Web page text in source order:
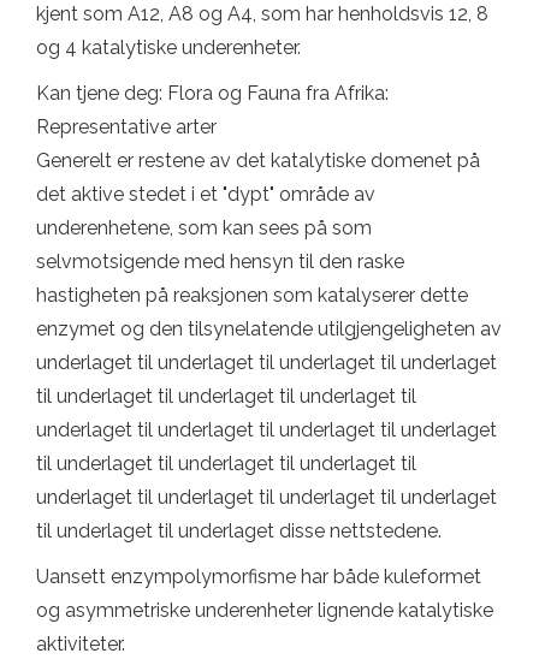
kjent som A12, A8 og A4, som har henholdsvis 12, 8
og 4 katalytiske underenheter.
Kan tjene deg: Flora og Fauna fra Afrika:
Representative arter
Generelt er restene av det katalytiske domenet på
det aktive stedet i et "dypt" område av
underenhetene, som kan sees på som
selvmotsigende med hensyn til den raske
hastigheten på reaksjonen som katalyserer dette
enzymet og den tilsynelatende utilgjengeligheten av
underlaget til underlaget til underlaget til underlaget
til underlaget til underlaget til underlaget til
underlaget til underlaget til underlaget til underlaget
til underlaget til underlaget til underlaget til
underlaget til underlaget til underlaget til underlaget
til underlaget til underlaget disse nettstedene.
Uansett enzympolymorfisme har både kuleformet
og asymmetriske underenheter lignende katalytiske
aktiviteter.